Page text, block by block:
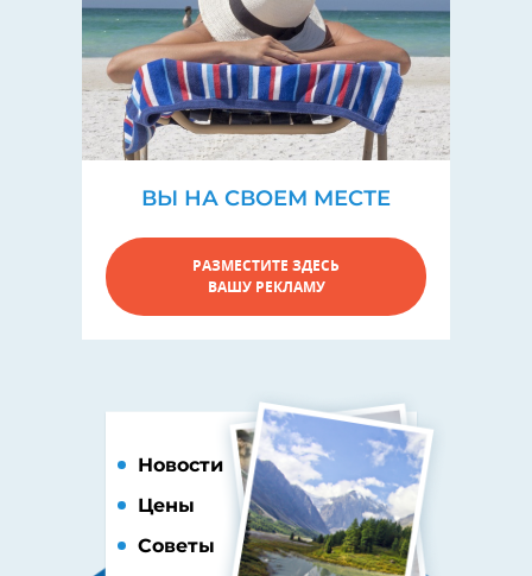
ВЫ НА СВОЕМ МЕСТЕ
РАЗМЕСТИТЕ ЗДЕСЬ
ВАШУ РЕКЛАМУ
Новости
Цены
Советы